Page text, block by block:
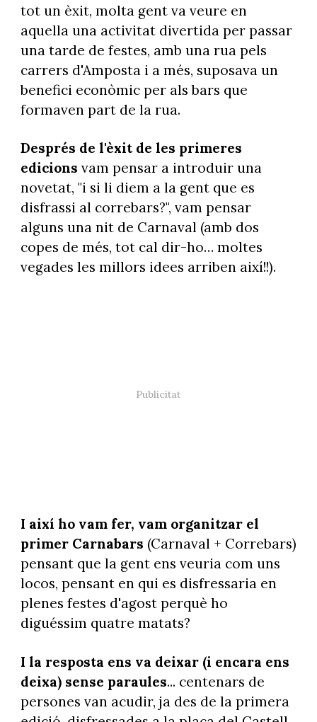
tot un èxit, molta gent va veure en
aquella una activitat divertida per passar
una tarde de festes, amb una rua pels
carrers d'Amposta i a més, suposava un
benefici econòmic per als bars que
formaven part de la rua.
Després de l'èxit de les primeres
edicions vam pensar a introduir una
novetat, "i si li diem a la gent que es
disfrassi al correbars?", vam pensar
alguns una nit de Carnaval (amb dos
copes de més, tot cal dir-ho… moltes
vegades les millors idees arriben així!!).
I així ho vam fer, vam organitzar el
primer Carnabars (Carnaval + Correbars)
pensant que la gent ens veuria com uns
locos, pensant en qui es disfressaria en
plenes festes d'agost perquè ho
diguéssim quatre matats?
I la resposta ens va deixar (i encara ens
deixa) sense paraules... centenars de
persones van acudir, ja des de la primera